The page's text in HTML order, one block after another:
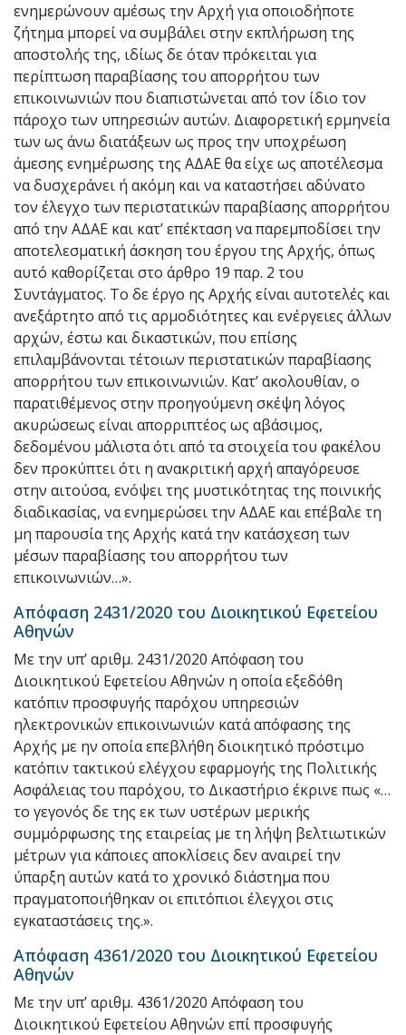
ενημερώνουν αμέσως την Αρχή για οποιοδήποτε
ζήτημα μπορεί να συμβάλει στην εκπλήρωση της
αποστολής της, ιδίως δε όταν πρόκειται για
περίπτωση παραβίασης του απορρήτου των
επικοινωνιών που διαπιστώνεται από τον ίδιο τον
πάροχο των υπηρεσιών αυτών. Διαφορετική ερμηνεία
των ως άνω διατάξεων ως προς την υποχρέωση
άμεσης ενημέρωσης της ΑΔΑΕ θα είχε ως αποτέλεσμα
να δυσχεράνει ή ακόμη και να καταστήσει αδύνατο
τον έλεγχο των περιστατικών παραβίασης απορρήτου
από την ΑΔΑΕ και κατ’ επέκταση να παρεμποδίσει την
αποτελεσματική άσκηση του έργου της Αρχής, όπως
αυτό καθορίζεται στο άρθρο 19 παρ. 2 του
Συντάγματος. Το δε έργο ης Αρχής είναι αυτοτελές και
ανεξάρτητο από τις αρμοδιότητες και ενέργειες άλλων
αρχών, έστω και δικαστικών, που επίσης
επιλαμβάνονται τέτοιων περιστατικών παραβίασης
απορρήτου των επικοινωνιών. Κατ’ ακολουθίαν, ο
παρατιθέμενος στην προηγούμενη σκέψη λόγος
ακυρώσεως είναι απορριπτέος ως αβάσιμος,
δεδομένου μάλιστα ότι από τα στοιχεία του φακέλου
δεν προκύπτει ότι η ανακριτική αρχή απαγόρευσε
στην αιτούσα, ενόψει της μυστικότητας της ποινικής
διαδικασίας, να ενημερώσει την ΑΔΑΕ και επέβαλε τη
μη παρουσία της Αρχής κατά την κατάσχεση των
μέσων παραβίασης του απορρήτου των
επικοινωνιών…».
Απόφαση 2431/2020 του Διοικητικού Εφετείου
Αθηνών
Με την υπ’ αριθμ. 2431/2020 Απόφαση του
Διοικητικού Εφετείου Αθηνών η οποία εξεδόθη
κατόπιν προσφυγής παρόχου υπηρεσιών
ηλεκτρονικών επικοινωνιών κατά απόφασης της
Αρχής με ην οποία επεβλήθη διοικητικό πρόστιμο
κατόπιν τακτικού ελέγχου εφαρμογής της Πολιτικής
Ασφάλειας του παρόχου, το Δικαστήριο έκρινε πως «…
το γεγονός δε της εκ των υστέρων μερικής
συμμόρφωσης της εταιρείας με τη λήψη βελτιωτικών
μέτρων για κάποιες αποκλίσεις δεν αναιρεί την
ύπαρξη αυτών κατά το χρονικό διάστημα που
πραγματοποιήθηκαν οι επιτόπιοι έλεγχοι στις
εγκαταστάσεις της.».
Απόφαση 4361/2020 του Διοικητικού Εφετείου
Αθηνών
Με την υπ’ αριθμ. 4361/2020 Απόφαση του
Διοικητικού Εφετείου Αθηνών επί προσφυγής